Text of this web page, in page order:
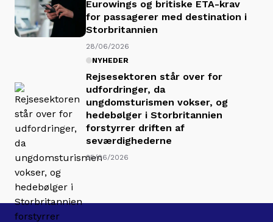
Eurowings og britiske ETA-krav
for passagerer med destination i
Storbritannien
28/06/2026
NYHEDER
Rejsesektoren står over for
udfordringer, da
ungdomsturismen vokser, og
hedebølger i Storbritannien
forstyrrer driften af
seværdighederne
25/06/2026